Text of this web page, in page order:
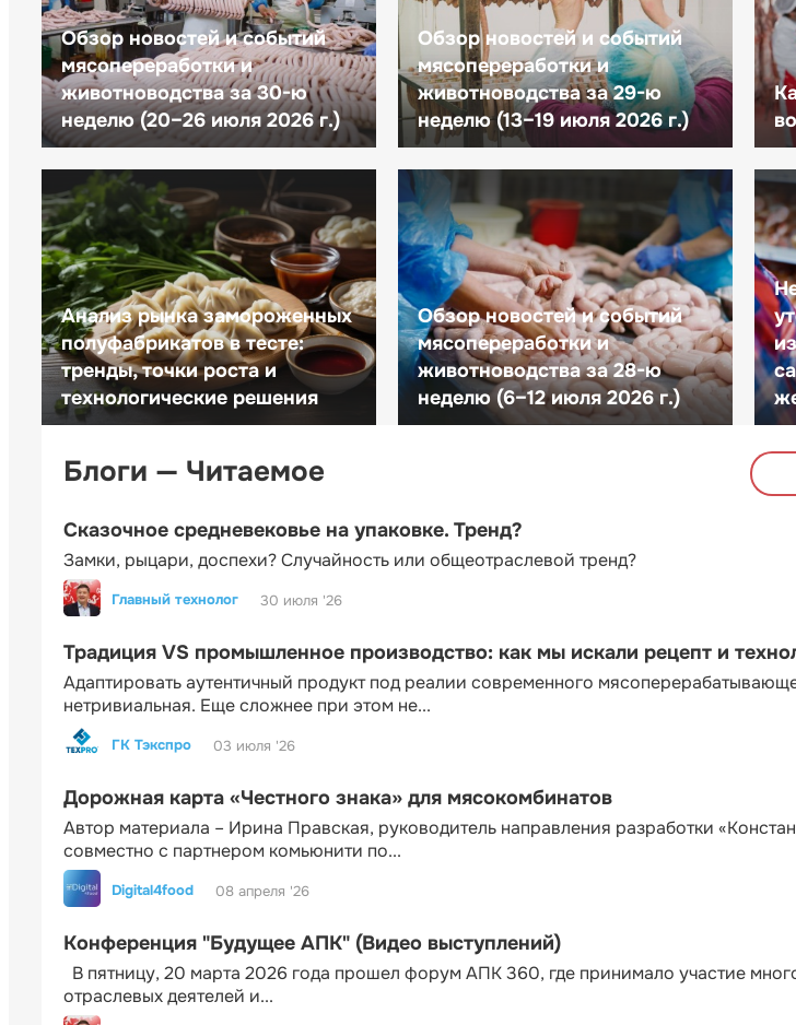
Обзор новостей и событий
мясопереработки и
животноводства за 30-ю
неделю (20–26 июля 2026 г.)
Обзор новостей и событий
мясопереработки и
животноводства за 29-ю
неделю (13–19 июля 2026 г.)
Анализ рынка замороженных
полуфабрикатов в тесте:
тренды, точки роста и
технологические решения
Обзор новостей и событий
мясопереработки и
животноводства за 28-ю
неделю (6–12 июля 2026 г.)
Блоги — Читаемое
Сказочное средневековье на упаковке. Тренд?
Замки, рыцари, доспехи? Случайность или общеотраслевой тренд?
Главный технолог 30 июля '26
Традиция VS промышленное производство: как мы искали рецепт и
Адаптировать аутентичный продукт под реалии современного
нетривиальная. Еще сложнее при этом не...
ГК Тэкспро 03 июля '26
Дорожная карта «Честного знака» для мясокомбинатов
Автор материала – Ирина Правская, руководитель направления разработки
совместно с партнером комьюнити по...
Digital4food 08 апреля '26
Конференция "Будущее АПК" (Видео выступлений)
В пятницу, 20 марта 2026 года прошел форум АПК 360, где принимало участие
отраслевых деятелей и...